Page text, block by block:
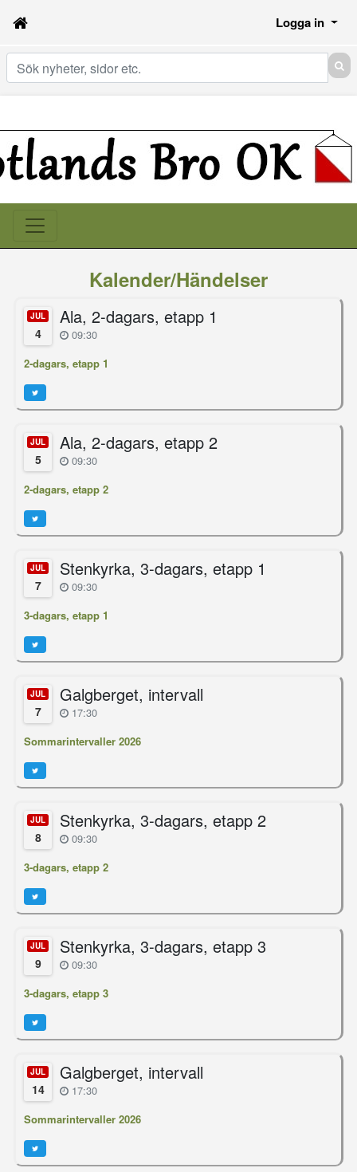
Logga in
Sök
Kalender/Händelser
JUL
4
Ala, 2-dagars, etapp 1
09:30
2-dagars, etapp 1
JUL
5
Ala, 2-dagars, etapp 2
09:30
2-dagars, etapp 2
JUL
7
Stenkyrka, 3-dagars, etapp 1
09:30
3-dagars, etapp 1
JUL
7
Galgberget, intervall
17:30
Sommarintervaller 2026
JUL
8
Stenkyrka, 3-dagars, etapp 2
09:30
3-dagars, etapp 2
JUL
9
Stenkyrka, 3-dagars, etapp 3
09:30
3-dagars, etapp 3
JUL
14
Galgberget, intervall
17:30
Sommarintervaller 2026